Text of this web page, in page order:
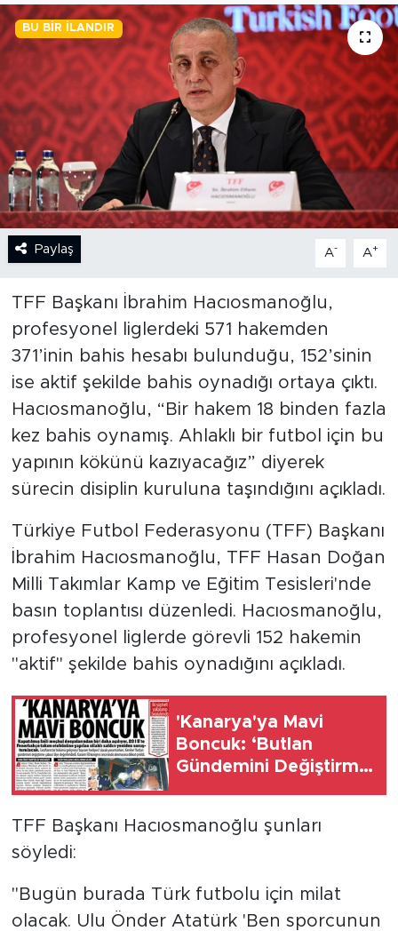
BU BIR İLANDIR
Paylaş A- A+
TFF Başkanı İbrahim Hacıosmanoğlu,
profesyonel liglerdeki 571 hakemden
371’inin bahis hesabı bulunduğu, 152’sinin
ise aktif şekilde bahis oynadığı ortaya çıktı.
Hacıosmanoğlu, “Bir hakem 18 binden fazla
kez bahis oynamış. Ahlaklı bir futbol için bu
yapının kökünü kazıyacağız” diyerek
sürecin disiplin kuruluna taşındığını açıkladı.
Türkiye Futbol Federasyonu (TFF) Başkanı
İbrahim Hacıosmanoğlu, TFF Hasan Doğan
Milli Takımlar Kamp ve Eğitim Tesisleri'nde
basın toplantısı düzenledi. Hacıosmanoğlu,
profesyonel liglerde görevli 152 hakemin
"aktif" şekilde bahis oynadığını açıkladı.
'Kanarya'ya Mavi
Boncuk: ‘Butlan
Gündemini Değiştirme
TFF Başkanı Hacıosmanoğlu şunları
söyledi:
"Bugün burada Türk futbolu için milat
olacak. Ulu Önder Atatürk 'Ben sporcunun
ANALİZ
NOSTALJİ
KULİS
YAZARLAR
DİNİ
POLİTİKA
SPOR
KÜLTÜR SANAT
YAŞAM
TARİHTEN GÜNÜMÜZE
KADIN
SAĞLIK
SİYASET
FOTO GALERİ
VİDEOLAR
ALINTI YAZARLAR